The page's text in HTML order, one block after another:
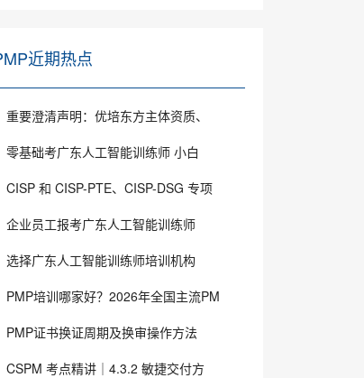
近期热点
重要澄清声明：优培东方主体资质、
零基础考广东人工智能训练师 小白
CISP 和 CISP-PTE、CISP-DSG 专项
企业员工报考广东人工智能训练师
选择广东人工智能训练师培训机构
PMP培训哪家好？2026年全国主流PM
PMP证书换证周期及换审操作方法
CSPM 考点精讲｜4.3.2 敏捷交付方